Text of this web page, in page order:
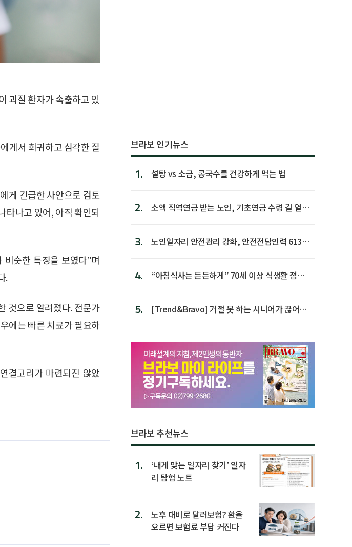
괴질 환자가 속출하고 있
게서 희귀하고 심각한 질
게 긴급한 사안으로 검토
타나고 있어, 아직 확인되
슷한 특징을 보였다”며
.
것으로 알려졌다. 전문가
에는 빠른 치료가 필요하
결고리가 마련되진 않았
브라보 인기뉴스
1. 설탕 vs 소금, 콩국수를 건강하게 먹는 법
2.
소액 직역연금 받는 노인, 기초연금 수령 길 열린
3.
노인일자리 안전관리 강화, 안전전담인력 613명
4.
“아침식사는 든든하게” 70세 이상 식생활 점수
5.
[Trend&Bravo] 거절 못 하는 시니어가 끊어야
브라보 추천뉴스
1.
‘내게 맞는 일자리 찾기’ 일자
리 탐험 노트
2.
노후 대비로 달러보험? 환율
오르면 보험료 부담 커진다